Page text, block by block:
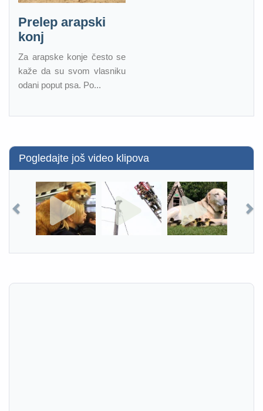
Prelep arapski
konj
Za arapske konje često se
kaže da su svom vlasniku
odani poput psa. Po...
Pogledajte još video klipova